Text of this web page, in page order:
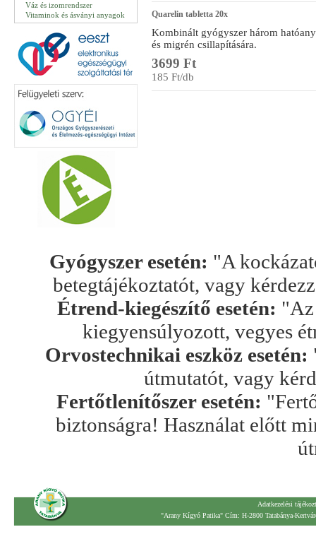
Váz és izomrendszer
Vitaminok és ásványi anyagok
Quarelin tabletta 20x
Kombinált gyógyszer három
és migrén csillapítására.
3699 Ft
185 Ft/db
Gyógyszer esetén: "A
betegtájékoztatót, vagy
Étrend-kiegészítő esetén: "Az
kiegyensúlyozott, vegyes
Orvostechnikai eszköz esetén:
útmutatót, vagy
Fertőtlenítőszer esetén:
biztonságra! Használat előtt
Adatkezelési
"Arany Kígyó Patika" Cím: H-2800 Tatabánya-